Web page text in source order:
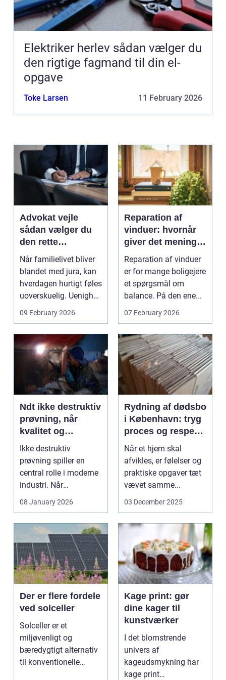
Elektriker herlev sådan vælger du
den rigtige fagmand til din el-
opgave
Toke Larsen 11 February 2026
Advokat vejle
sådan vælger du
den rette
familieretsadvokat
Når familielivet bliver
blandet med jura, kan
hverdagen hurtigt føles
uoverskuelig. Uenighed
om børn...
09 February 2026
Reparation af
vinduer: hvornår
giver det mening,
og hvad skal du
vælge?
Reparation af vinduer
er for mange boligejere
et spørgsmål om
balance. På den ene...
07 February 2026
Ndt ikke destruktiv
prøvning, når
kvalitet og
sikkerhed er
afgørende
Ikke destruktiv
prøvning spiller en
central rolle i moderne
industri. Når
svejsninger,
trykbærende u...
08 January 2026
Rydning af dødsbo
i København: tryg
proces og respekt
for boet
Når et hjem skal
afvikles, er følelser og
praktiske opgaver tæt
vævet samme...
03 December 2025
Der er flere fordele
ved solceller
Solceller er et
miljøvenligt og
bæredygtigt alternativ
til konventionelle
Kage print: gør
dine kager til
kunstværker
I det blomstrende
univers af
kageudsmykning har
kage print